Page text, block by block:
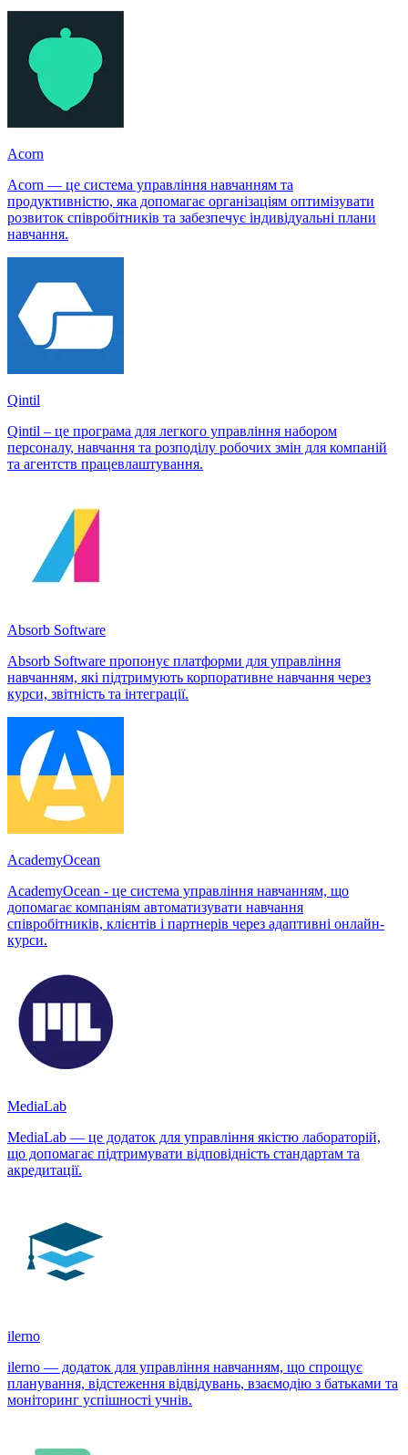
Acorn
Acorn — це система управління навчанням та
продуктивністю, яка допомагає організаціям оптимізувати
розвиток співробітників та забезпечує індивідуальні плани
навчання.
Qintil
Qintil – це програма для легкого управління набором
персоналу, навчання та розподілу робочих змін для компаній
та агентств працевлаштування.
Absorb Software
Absorb Software пропонує платформи для управління
навчанням, які підтримують корпоративне навчання через
курси, звітність та інтеграції.
AcademyOcean
AcademyOcean - це система управління навчанням, що
допомагає компаніям автоматизувати навчання
співробітників, клієнтів і партнерів через адаптивні онлайн-
курси.
MediaLab
MediaLab — це додаток для управління якістю лабораторій,
що допомагає підтримувати відповідність стандартам та
акредитації.
ilerno
ilerno — додаток для управління навчанням, що спрощує
планування, відстеження відвідувань, взаємодію з батьками та
моніторинг успішності учнів.